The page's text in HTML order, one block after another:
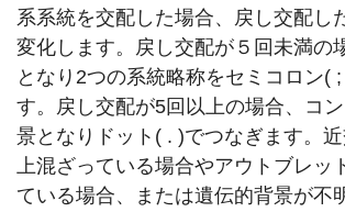
系系統を交配した場合、戻し交配し
変化します。戻し交配が５回未満の
となり2つの系統略称をセミコロン(
す。戻し交配が5回以上の場合、コ
景となりドット( . )でつなぎます。
上混ざっている場合やアウトブレッ
ている場合、または遺伝的背景が不